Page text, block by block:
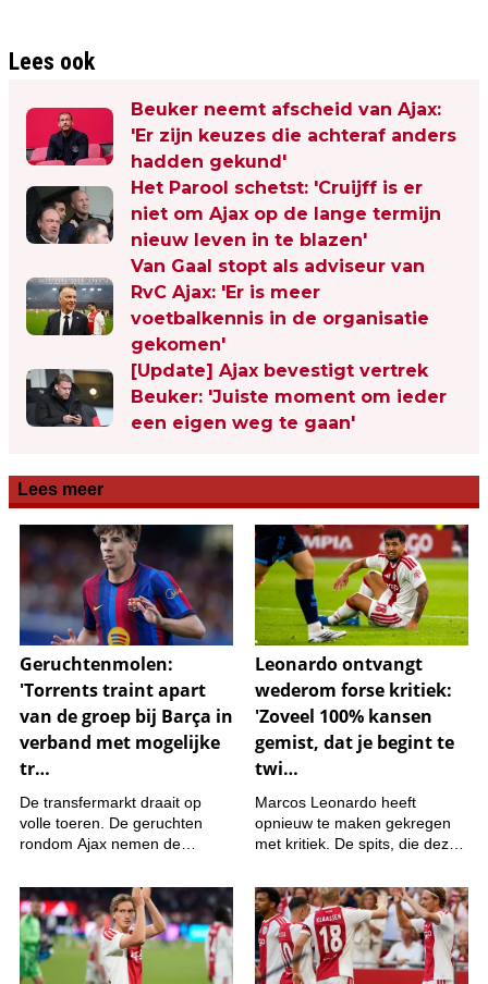
Lees ook
Beuker neemt afscheid van Ajax:
'Er zijn keuzes die achteraf anders
hadden gekund'
Het Parool schetst: 'Cruijff is er
niet om Ajax op de lange termijn
nieuw leven in te blazen'
Van Gaal stopt als adviseur van
RvC Ajax: 'Er is meer
voetbalkennis in de organisatie
gekomen'
[Update] Ajax bevestigt vertrek
Beuker: 'Juiste moment om ieder
een eigen weg te gaan'